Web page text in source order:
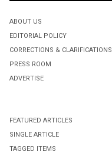
ABOUT US
EDITORIAL POLICY
CORRECTIONS & CLARIFICATIONS
PRESS ROOM
ADVERTISE
FEATURED ARTICLES
SINGLE ARTICLE
TAGGED ITEMS